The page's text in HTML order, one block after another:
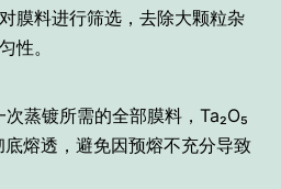
膜料进行筛选，去除大颗粒杂
性。
次蒸镀所需的全部膜料，Ta₂O₅
熔透，避免因预熔不充分导致